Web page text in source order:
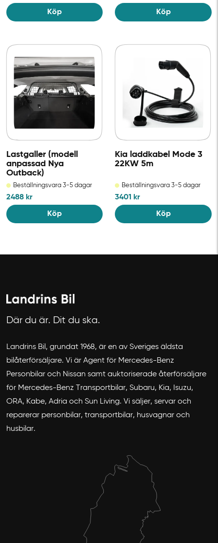
Avbryt
Köp Köp
Lastgaller (modell
anpassad Nya
Outback)
Beställningsvara 3-5 dagar
2488 kr
Köp
Kia laddkabel Mode 3
22KW 5m
Beställningsvara 3-5 dagar
3401 kr
Köp
Där du är. Dit du ska.
Landrins Bil, grundat 1968, är en av Sveriges äldsta
bilåterförsäljare. Vi är Agent för Mercedes-Benz
Personbilar och Nissan samt auktoriserade återförsäljare
för Mercedes-Benz Transportbilar, Subaru, Kia, Isuzu,
ORA, Kabe, Adria och Sun Living. Vi säljer, servar och
reparerar personbilar, transportbilar, husvagnar och
husbilar.